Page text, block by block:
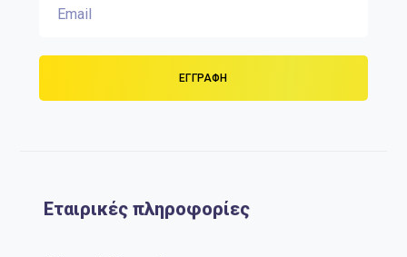
Εταιρικές πληροφορίες